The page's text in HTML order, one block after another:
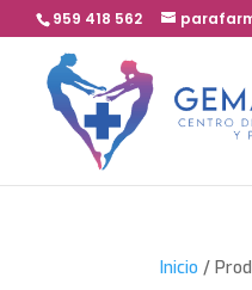
959 418 562
Inicio /